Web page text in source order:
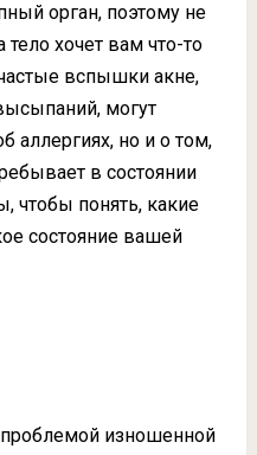
орган, поэтому не
хочет вам что-то
вспышки акне,
могут
аллергиях, но и о том,
в состоянии
чтобы понять, какие
состояние вашей
изношенной